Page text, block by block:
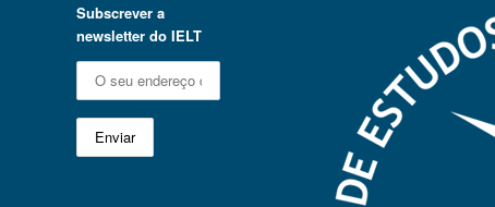
Subscrever a
newsletter do IELT